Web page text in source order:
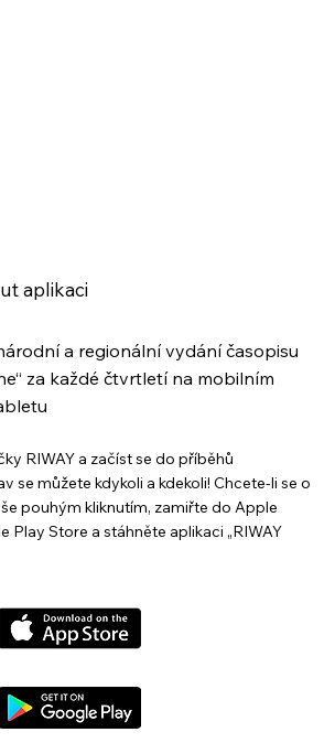
aplikaci
a regionální vydání časopisu
za každé čtvrtletí na mobilním
RIWAY a začíst se do příběhů
se můžete kdykoli a kdekoli! Chcete-li se o
pouhým kliknutím, zamiřte do Apple
Play Store a stáhněte aplikaci „RIWAY